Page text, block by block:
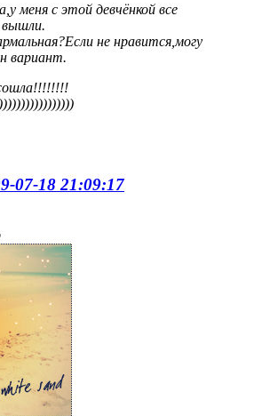
меня с этой девчёнкой все
вышли.
не нравится,могу
вариант.
07-18 21:09:17